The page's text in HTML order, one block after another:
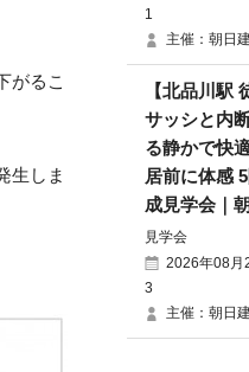
がるこ
生しま
1
主催：朝日
【北品川駅
サッシと内
る静かで快
居前に体感
成見学会｜
見学会
2026年08月
3
主催：朝日